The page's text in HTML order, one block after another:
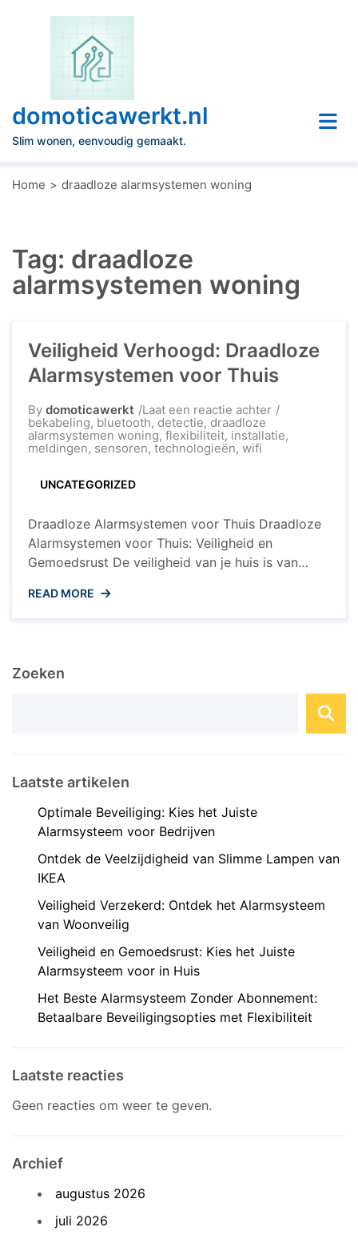
domoticawerkt.nl
Slim wonen, eenvoudig gemaakt.
Home draadloze alarmsystemen woning
Tag: draadloze
alarmsystemen woning
Veiligheid Verhoogd: Draadloze
Alarmsystemen voor Thuis
By domoticawerkt Laat een reactie achterop
Verhoogd:
Draadloze
bekabeling, bluetooth, detectie, draadloze
alarmsystemen woning, flexibiliteit, installatie,
meldingen, sensoren, technologieën, wifi
UNCATEGORIZED
Draadloze Alarmsystemen voor Thuis Draadloze
Alarmsystemen voor Thuis: Veiligheid en
Gemoedsrust De veiligheid van je huis is van
bieden een effectieve manier om je woning te
beschermen tegen inbraak en ongewenste
draadloze alarmsystemen steeds populairder
READ MORE
Zoeken
Laatste artikelen
Optimale Beveiliging: Kies het Juiste
Alarmsysteem voor Bedrijven
Ontdek de Veelzijdigheid van Slimme Lampen van
IKEA
Veiligheid Verzekerd: Ontdek het Alarmsysteem
van Woonveilig
Veiligheid en Gemoedsrust: Kies het Juiste
Alarmsysteem voor in Huis
Het Beste Alarmsysteem Zonder Abonnement:
Betaalbare Beveiligingsopties met Flexibiliteit
Laatste reacties
Geen reacties om weer te geven.
Archief
augustus 2026
juli 2026